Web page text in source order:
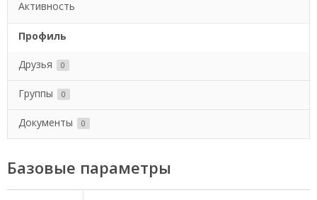
Активность
Профиль
Друзья 0
Группы 0
Документы 0
Базовые параметры